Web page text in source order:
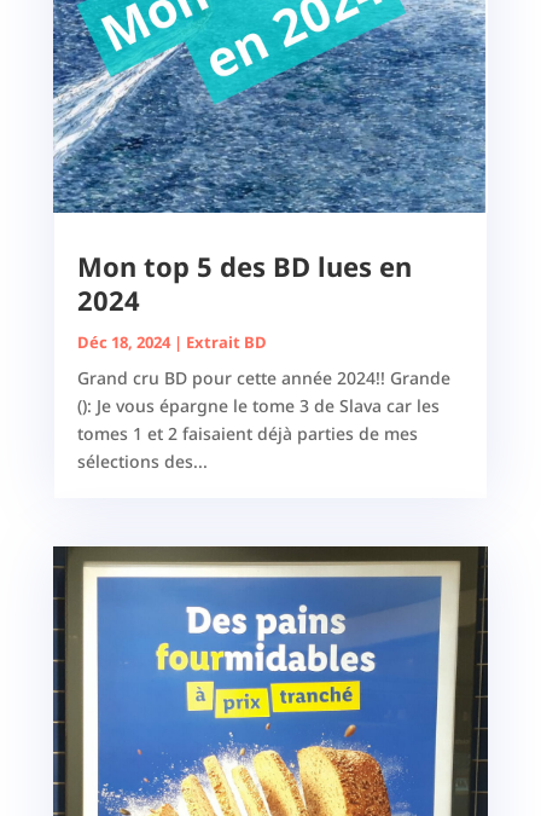
Mon top 5 des BD lues en
2024
Déc 18, 2024| Extrait BD
Grand cru BD pour cette année 2024!! Grande
(): Je vous épargne le tome 3 de Slava car les
tomes 1 et 2 faisaient déjà parties de mes
sélections des...